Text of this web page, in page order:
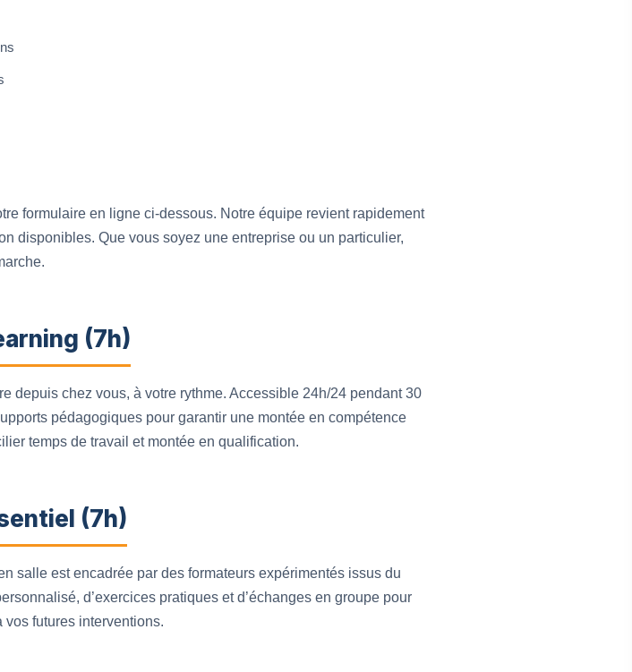
formulaire en ligne ci-dessous. Notre équipe revient rapidement
disponibles. Que vous soyez une entreprise ou un particulier,
(7h)
depuis chez vous, à votre rythme. Accessible 24h/24 pendant 30
pédagogiques pour garantir une montée en compétence
temps de travail et montée en qualification.
(7h)
salle est encadrée par des formateurs expérimentés issus du
d’exercices pratiques et d’échanges en groupe pour
futures interventions.